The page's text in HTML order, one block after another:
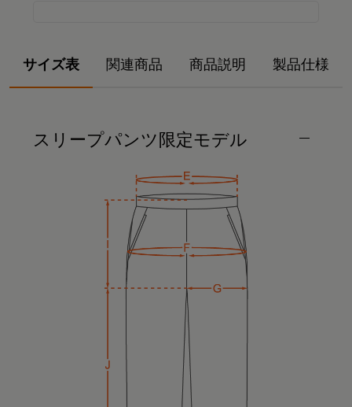
サイズ表 関連商品 商品説明 製品仕様
スリープパンツ限定モデル